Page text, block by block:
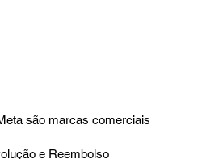
são marcas comerciais
e Reembolso